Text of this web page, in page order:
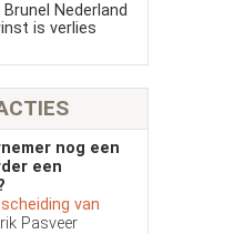
Brunel Nederland
is verlies
nog een
een
van
Pasveer